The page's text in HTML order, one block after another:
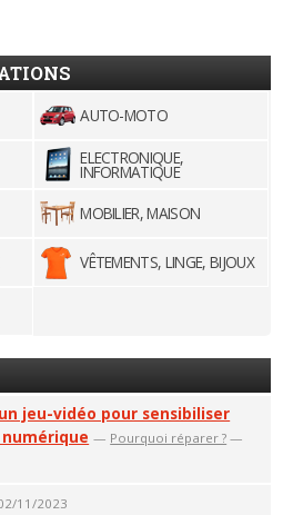
AUTO-MOTO
ELECTRONIQUE,
INFORMATIQUE
MOBILIER, MAISON
VÊTEMENTS, LINGE, BIJOUX
jeu-vidéo pour sensibiliser
— Pourquoi réparer ? —
11/2023